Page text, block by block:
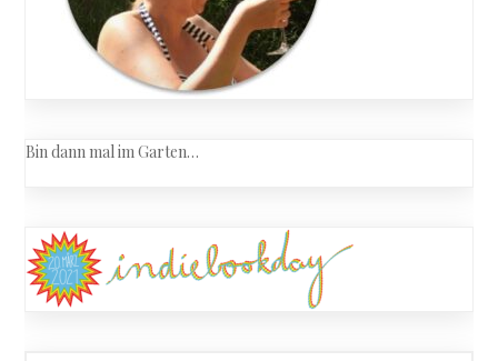
Bin dann mal im Garten…